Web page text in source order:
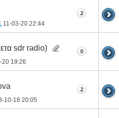
11-03-20 22:44
2
sdr radio)
20 19:26
0
10-18 20:05
2